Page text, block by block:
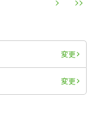
変更
変更